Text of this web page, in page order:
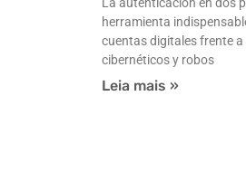
herramienta
cuentas digitales frente
cibernéticos y robos
Leia mais »